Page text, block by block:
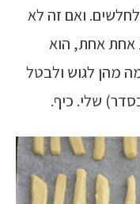
ואם זה לא
אחת אחת, הוא
מהן לגוש ולבטל